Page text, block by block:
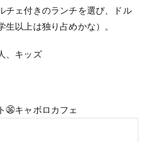
チェ付きのランチを選び、ドル
以上は独り占めかな）。
、キッズ
㊱キャボロカフェ